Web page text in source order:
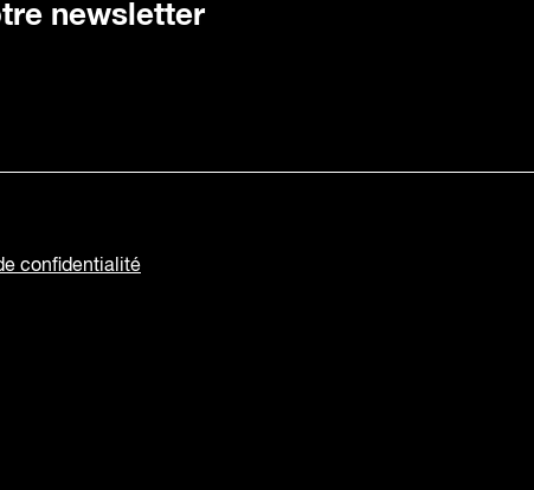
newsletter
confidentialité